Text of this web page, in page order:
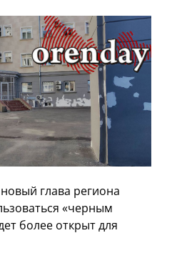
глава региона
«черным
более открыт для